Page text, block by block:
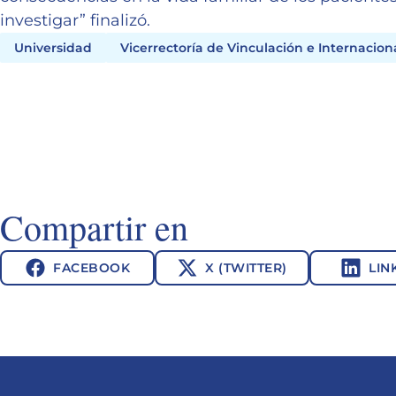
investigar” finalizó.
Universidad Vicerrectoría de Vinculación e
Compartir en
FACEBOOK X (TWITTER)